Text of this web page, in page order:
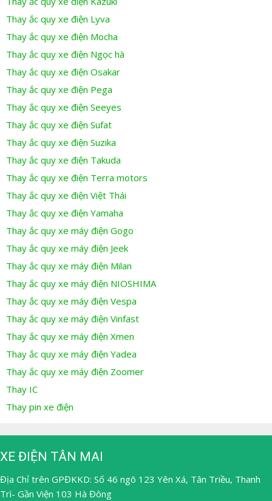
Thay ắc quy xe điện Lyva
Thay ắc quy xe điện Mocha
Thay ắc quy xe điện Ngọc hà
Thay ắc quy xe điện Osakar
Thay ắc quy xe điện Pega
Thay ắc quy xe điện Seeyes
Thay ắc quy xe điện Sufat
Thay ắc quy xe điện Suzika
Thay ắc quy xe điện Takuda
Thay ắc quy xe điện Terra motors
Thay ắc quy xe điện Việt Thái
Thay ắc quy xe điện Yamaha
Thay ắc quy xe máy điện Gogo
Thay ắc quy xe máy điện Jeek
Thay ắc quy xe máy điện Milan
Thay ắc quy xe máy điện NIOSHIMA
Thay ắc quy xe máy điện Vespa
Thay ắc quy xe máy điện Vinfast
Thay ắc quy xe máy điện Xmen
Thay ắc quy xe máy điện Yadea
Thay ắc quy xe máy điện Zoomer
Thay IC
Thay pin xe điện
XE ĐIỆN TÂN MAI
Địa Chỉ trên GPĐKKD: Số 46 ngõ 123 Yên Xá, Tân Triều, Thanh
Trì- Gần Viện 103 Hà Đông